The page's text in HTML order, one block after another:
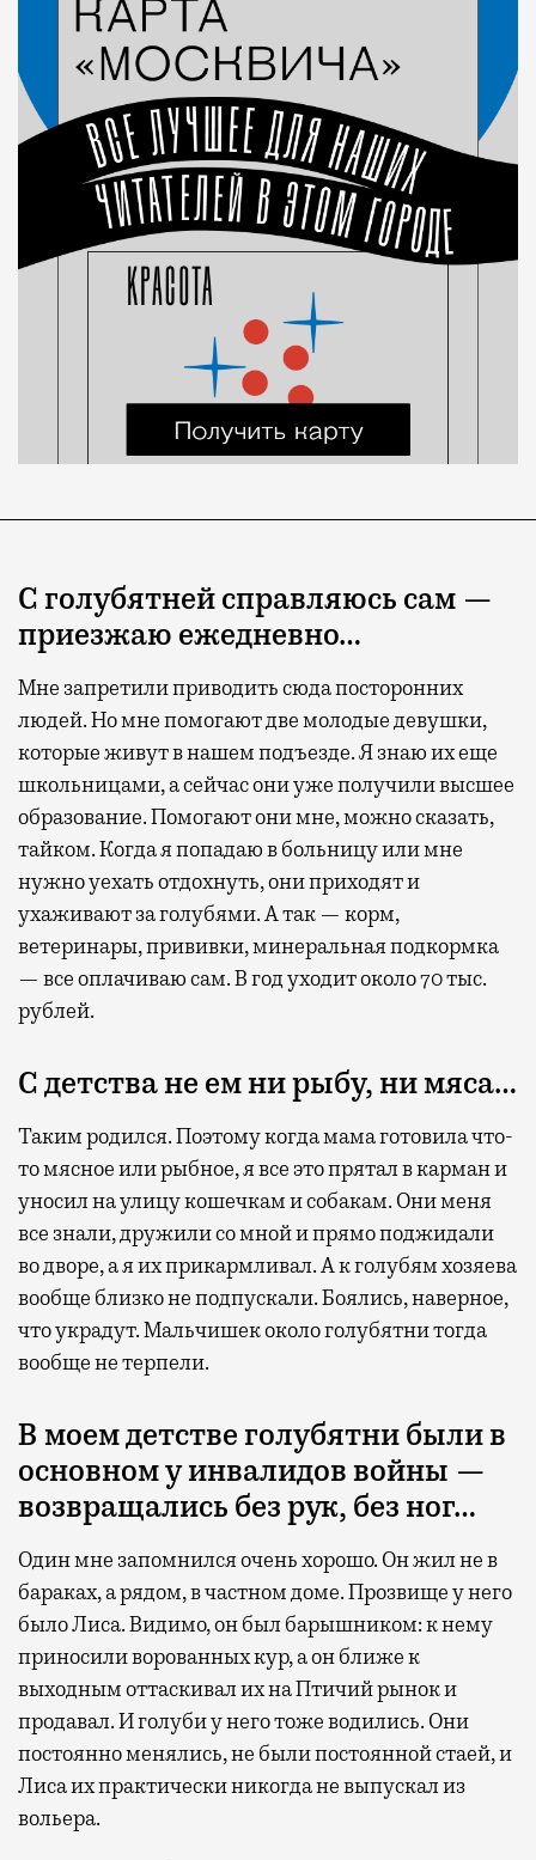
С голубятней справляюсь сам —
приезжаю ежедневно…
Мне запретили приводить сюда посторонних
людей. Но мне помогают две молодые девушки,
которые живут в нашем подъезде. Я знаю их еще
школьницами, а сейчас они уже получили высшее
образование. Помогают они мне, можно сказать,
тайком. Когда я попадаю в больницу или мне
нужно уехать отдохнуть, они приходят и
ухаживают за голубями. А так — корм,
ветеринары, прививки, минеральная подкормка
— все оплачиваю сам. В год уходит около 70 тыс.
рублей.
С детства не ем ни рыбу, ни мяса…
Таким родился. Поэтому когда мама готовила что-
то мясное или рыбное, я все это прятал в карман и
уносил на улицу кошечкам и собакам. Они меня
все знали, дружили со мной и прямо поджидали
во дворе, а я их прикармливал. А к голубям хозяева
вообще близко не подпускали. Боялись, наверное,
что украдут. Мальчишек около голубятни тогда
вообще не терпели.
В моем детстве голубятни были в
основном у инвалидов войны —
возвращались без рук, без ног…
Один мне запомнился очень хорошо. Он жил не в
бараках, а рядом, в частном доме. Прозвище у него
было Лиса. Видимо, он был барышником: к нему
приносили ворованных кур, а он ближе к
выходным оттаскивал их на Птичий рынок и
продавал. И голуби у него тоже водились. Они
постоянно менялись, не были постоянной стаей, и
Лиса их практически никогда не выпускал из
вольера.